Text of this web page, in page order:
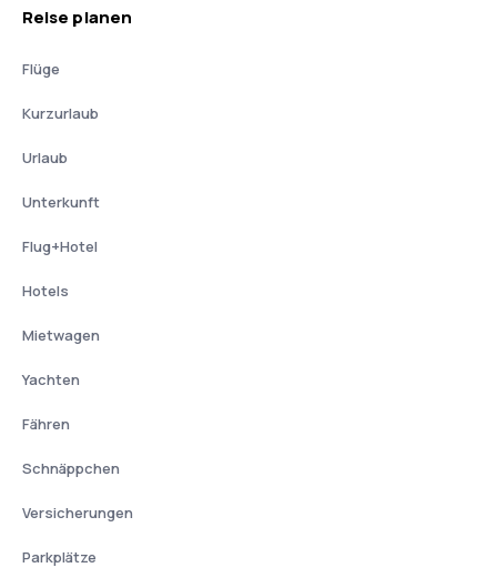
Reise planen
Flüge
Kurzurlaub
Urlaub
Unterkunft
Flug+Hotel
Hotels
Mietwagen
Yachten
Fähren
Schnäppchen
Versicherungen
Parkplätze